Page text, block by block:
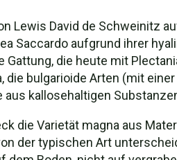
Lewis David de Schweinitz
Saccardo aufgrund ihrer
Gattung, die heute mit
die bulgarioide Arten (mit
kallosehaltigen
die Varietät magna aus
der typischen Art